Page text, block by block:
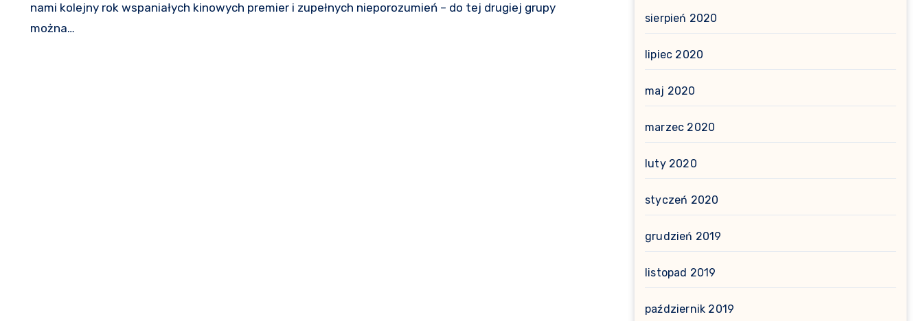
nami kolejny rok wspaniałych kinowych premier i zupełnych nieporozumień – do tej drugiej grupy
można…
sierpień 2020
lipiec 2020
maj 2020
marzec 2020
luty 2020
styczeń 2020
grudzień 2019
listopad 2019
październik 2019